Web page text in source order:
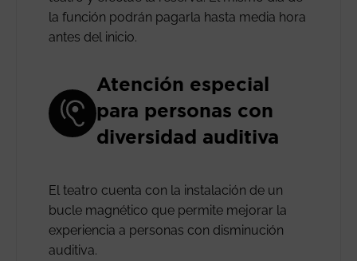
la función podrán pagarla hasta media hora
antes del inicio.
Atención especial
para personas con
diversidad auditiva
El teatro cuenta con la instalación de un
bucle magnético que permite mejorar la
experiencia a personas con disminución
auditiva.